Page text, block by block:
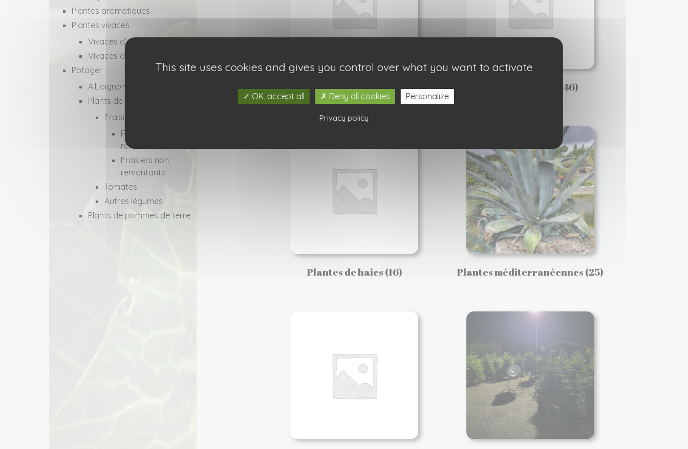
Plantes aromatiques
Plantes vivaces
Vivaces d’ombre
Vivaces de plein soleil
Potager
Ail, oignons, échalotes
Plants de légumes
Fraisiers
Fraisiers
remontants
Fraisiers non
remontants
Tomates
Autres légumes
Plants de pommes de terre
Petits fruits(35) (46)
Plantes de haies(16) Plantes méditerranéennes(25)
This site uses cookies and gives you control over what you want to activate
OK, accept all Deny all cookies Personalize
Privacy policy